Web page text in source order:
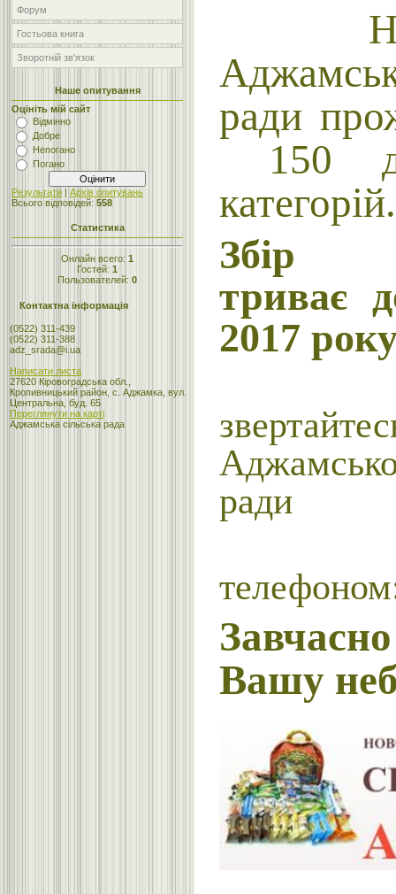
Форум
Гостьова книга
Зворотній зв'язок
Наше опитування
Оцініть мій сайт
Відмінно
Добре
Непогано
Погано
Результати | Архів опитувань
Всього відповідей: 558
Статистика
Онлайн всего: 1
Гостей: 1
Пользователей: 0
Контактна інформація
(0522) 311-439
(0522) 311-388
adz_srada@i.ua
Написати листа
27620 Кіровоградська обл.,
Кропивницький район, с. Аджамка, вул.
Центральна, буд. 65
Переглянути на карті
Аджамська сільська рада
На
ради
150
категорій.
Збір
триває
2017
ради
Вашу